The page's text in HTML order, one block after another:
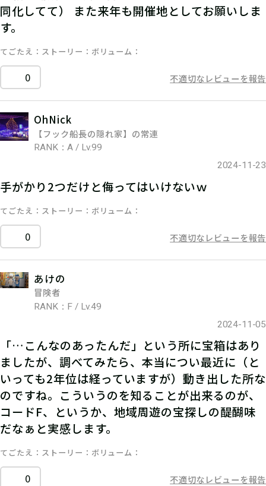
同化してて） また来年も開催地としてお願いしま
す。
てごたえ ストーリー ボリューム
0 不適切なレビューを報告
OhNick
【フック船長の隠れ家】の常連
RANK：A / Lv.99
2024-11-23
手がかり2つだけと侮ってはいけないｗ
てごたえ ストーリー ボリューム
0 不適切なレビューを報告
あけの
冒険者
RANK：F / Lv.49
2024-11-05
「…こんなのあったんだ」という所に宝箱はあり
ましたが、調べてみたら、本当につい最近に（と
いっても2年位は経っていますが）動き出した所な
のですね。こういうのを知ることが出来るのが、
コードF、というか、地域周遊の宝探しの醍醐味
だなぁと実感します。
てごたえ ストーリー ボリューム
0 不適切なレビューを報告